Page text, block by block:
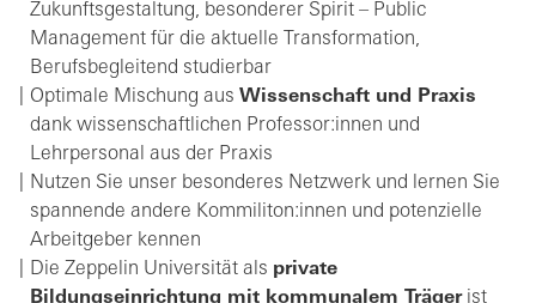
Zukunftsgestaltung, besonderer Spirit – Public
Management für die aktuelle Transformation,
Berufsbegleitend studierbar
Optimale Mischung aus Wissenschaft und Praxis
dank wissenschaftlichen Professor:innen und
Lehrpersonal aus der Praxis
Nutzen Sie unser besonderes Netzwerk und lernen Sie
spannende andere Kommiliton:innen und potenzielle
Arbeitgeber kennen
Die Zeppelin Universität als private
Bildungseinrichtung mit kommunalem Trägerist